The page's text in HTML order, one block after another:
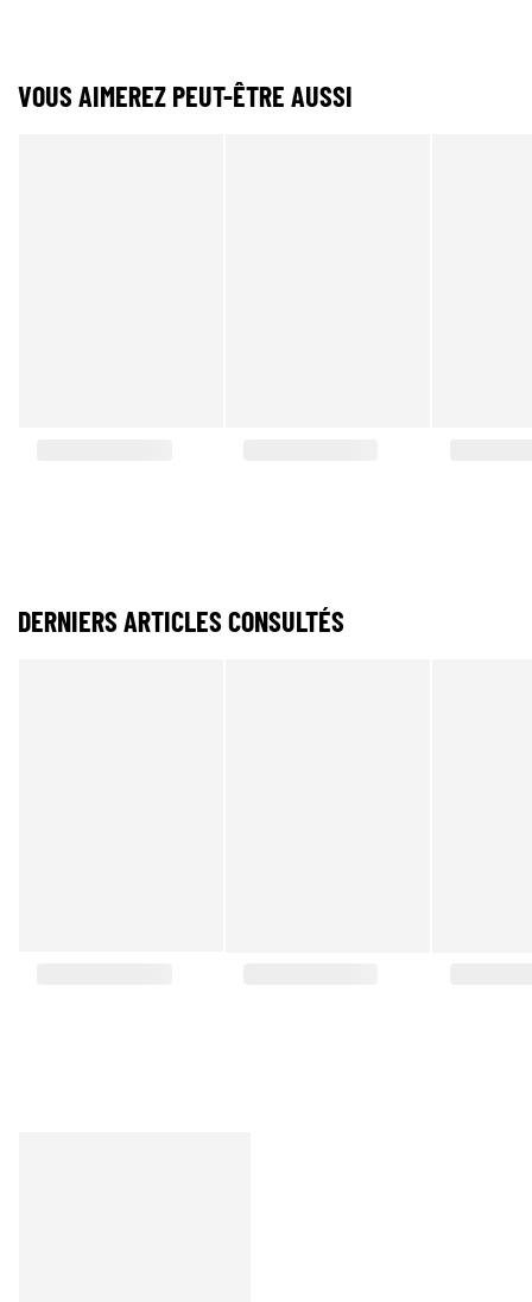
VOUS AIMEREZ PEUT-ÊTRE AUSSI
DERNIERS ARTICLES CONSULTÉS